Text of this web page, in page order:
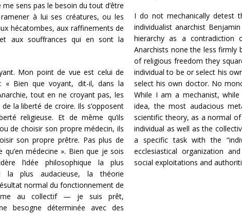
sens pas le besoin du tout d’être
à lui ses créatures, ou les
hécatombes, aux raffinements de
aux souffrances qui en sont la
Mon point de vue est celui de
: « Bien que voyant, dit-il, dans la
tout en ne croyant pas, les
la liberté de croire. Ils s’opposent
religieuse. Et de même qu’ils
de choisir son propre médecin, ils
son propre prêtre. Pas plus de
médecine ». Bien que je sois
l’idée philosophique la plus
la plus audacieuse, la théorie
normal du fonctionnement de
au collectif — je suis prêt,
besogne déterminée avec des
I do not mechanically detest
individualist anarchist
hierarchy as a
Anarchists none the less firmly
of religious freedom they
individual to be or select his
select his own doctor. No
While I am a mechanist,
idea, the most audacious
scientific theory, as a normal
individual as well as the
a specific task with the
ecclesiastical organization
social exploitations and